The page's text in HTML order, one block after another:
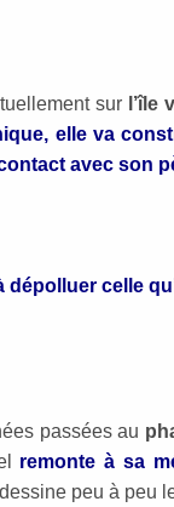
sur l’île
elle va
avec son
celle
passées au
remonte à sa
peu à peu